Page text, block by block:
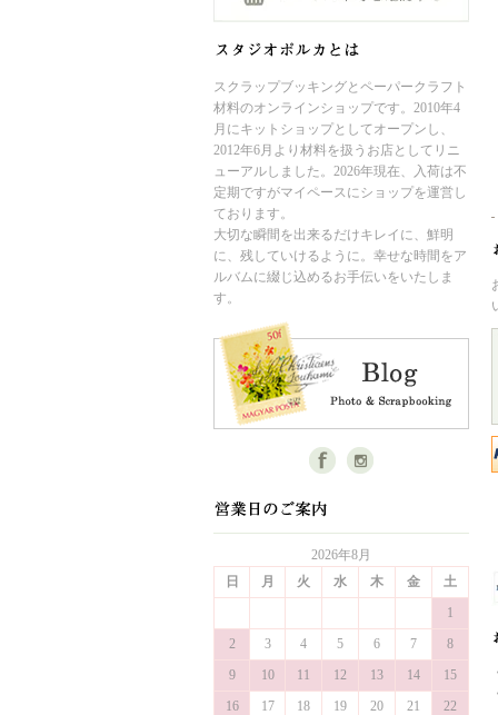
スクラップブッキングとペーパークラフト
材料のオンラインショップです。2010年4
月にキットショップとしてオープンし、
2012年6月より材料を扱うお店としてリニ
ューアルしました。2026年現在、入荷は不
定期ですがマイペースにショップを運営し
ております。
大切な瞬間を出来るだけキレイに、鮮明
に、残していけるように。幸せな時間をア
ルバムに綴じ込めるお手伝いをいたしま
す。
2026年8月
日
月 火 水 木 金
土
1
2
3 4 5 6 7
8
9
10 11 12 13 14
15
16
17 18 19 20 21
22